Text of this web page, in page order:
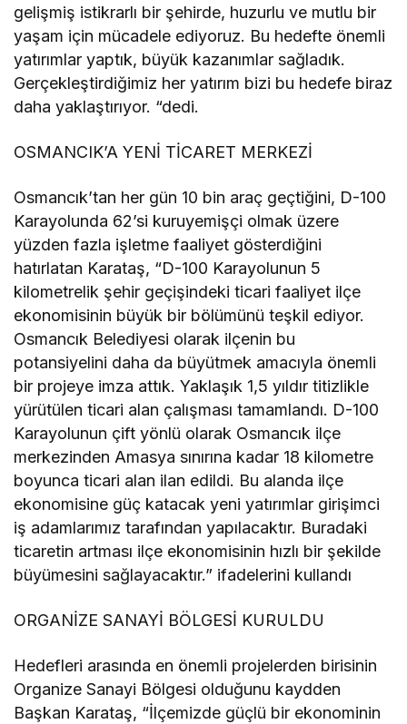
gelişmiş istikrarlı bir şehirde, huzurlu ve mutlu bir
yaşam için mücadele ediyoruz. Bu hedefte önemli
yatırımlar yaptık, büyük kazanımlar sağladık.
Gerçekleştirdiğimiz her yatırım bizi bu hedefe biraz
daha yaklaştırıyor. “dedi.
OSMANCIK’A YENİ TİCARET MERKEZİ
Osmancık’tan her gün 10 bin araç geçtiğini, D-100
Karayolunda 62’si kuruyemişçi olmak üzere
yüzden fazla işletme faaliyet gösterdiğini
hatırlatan Karataş, “D-100 Karayolunun 5
kilometrelik şehir geçişindeki ticari faaliyet ilçe
ekonomisinin büyük bir bölümünü teşkil ediyor.
Osmancık Belediyesi olarak ilçenin bu
potansiyelini daha da büyütmek amacıyla önemli
bir projeye imza attık. Yaklaşık 1,5 yıldır titizlikle
yürütülen ticari alan çalışması tamamlandı. D-100
Karayolunun çift yönlü olarak Osmancık ilçe
merkezinden Amasya sınırına kadar 18 kilometre
boyunca ticari alan ilan edildi. Bu alanda ilçe
ekonomisine güç katacak yeni yatırımlar girişimci
iş adamlarımız tarafından yapılacaktır. Buradaki
ticaretin artması ilçe ekonomisinin hızlı bir şekilde
büyümesini sağlayacaktır.” ifadelerini kullandı
ORGANİZE SANAYİ BÖLGESİ KURULDU
Hedefleri arasında en önemli projelerden birisinin
Organize Sanayi Bölgesi olduğunu kaydden
Başkan Karataş, “İlçemizde güçlü bir ekonominin